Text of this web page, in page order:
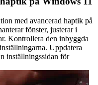
med avancerad haptik på
fönster, justerar i
Kontrollera den inbyggda
Uppdatera
inställningssidan för